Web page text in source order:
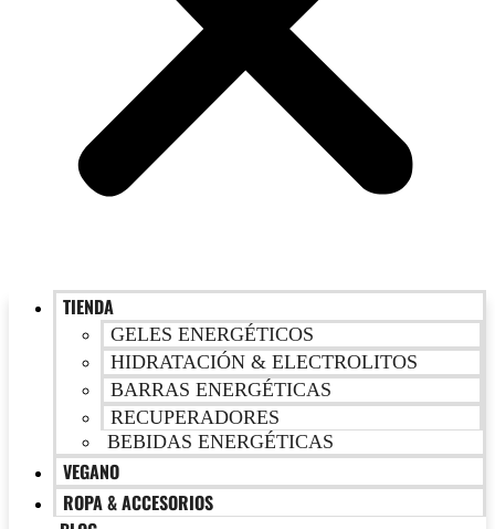
TIENDA
GELES ENERGÉTICOS
HIDRATACIÓN & ELECTROLITOS
BARRAS ENERGÉTICAS
RECUPERADORES
BEBIDAS ENERGÉTICAS
VEGANO
ROPA & ACCESORIOS